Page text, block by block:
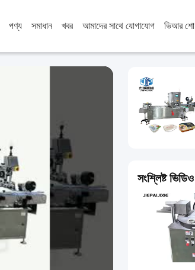
পণ্য সমাধান খবর আমাদের সাথে যোগাযোগ ভিআর শো
সংশ্লিষ্ট ভিডিও